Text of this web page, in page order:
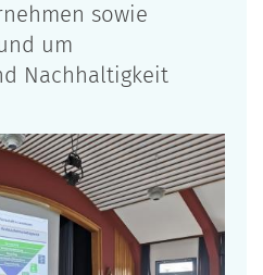
sowie
um
Nachhaltigkeit